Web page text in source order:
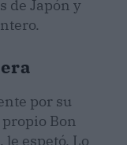
de Japón y
por su
Bon
espetó. Lo